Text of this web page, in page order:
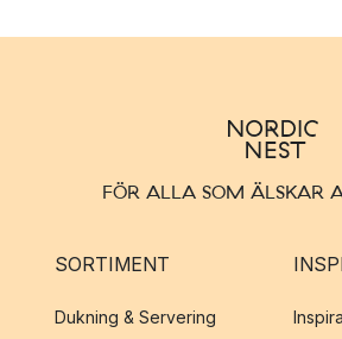
FÖR ALLA SOM ÄLSKAR
SORTIMENT
Dukning & Servering